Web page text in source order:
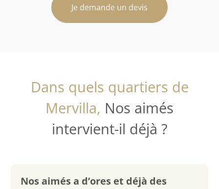
Je demande un devis
Dans quels quartiers de
Mervilla, Nos aimés
intervient-il déjà ?
Nos aimés a d’ores et déjà des